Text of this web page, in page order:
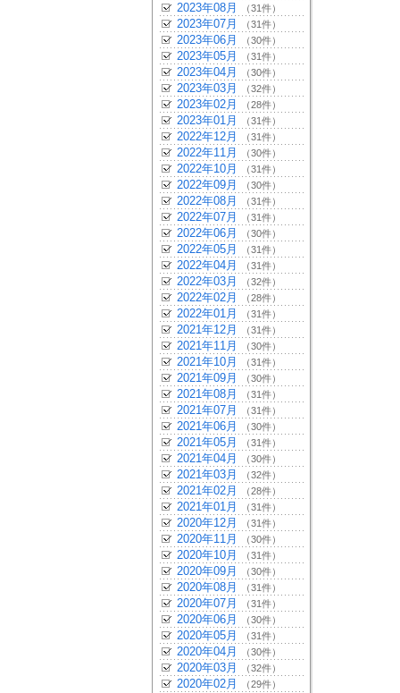
2023年08月 （31件）
2023年07月 （31件）
2023年06月 （30件）
2023年05月 （31件）
2023年04月 （30件）
2023年03月 （32件）
2023年02月 （28件）
2023年01月 （31件）
2022年12月 （31件）
2022年11月 （30件）
2022年10月 （31件）
2022年09月 （30件）
2022年08月 （31件）
2022年07月 （31件）
2022年06月 （30件）
2022年05月 （31件）
2022年04月 （31件）
2022年03月 （32件）
2022年02月 （28件）
2022年01月 （31件）
2021年12月 （31件）
2021年11月 （30件）
2021年10月 （31件）
2021年09月 （30件）
2021年08月 （31件）
2021年07月 （31件）
2021年06月 （30件）
2021年05月 （31件）
2021年04月 （30件）
2021年03月 （32件）
2021年02月 （28件）
2021年01月 （31件）
2020年12月 （31件）
2020年11月 （30件）
2020年10月 （31件）
2020年09月 （30件）
2020年08月 （31件）
2020年07月 （31件）
2020年06月 （30件）
2020年05月 （31件）
2020年04月 （30件）
2020年03月 （32件）
2020年02月 （29件）